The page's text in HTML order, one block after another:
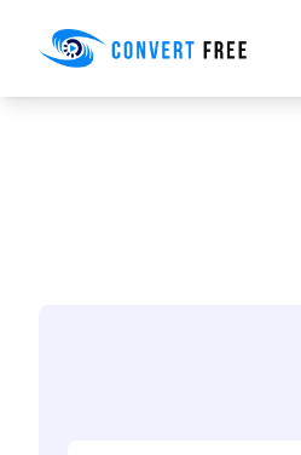
Convert Free